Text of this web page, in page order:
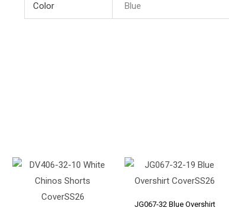
Color Blue
JG067-32 Blue Overshirt